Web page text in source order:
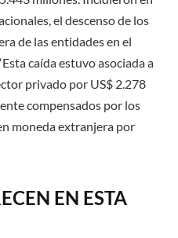
el descenso de los
de las entidades en el
caída estuvo asociada a
privado por US$ 2.278
compensados por los
moneda extranjera por
EN ESTA